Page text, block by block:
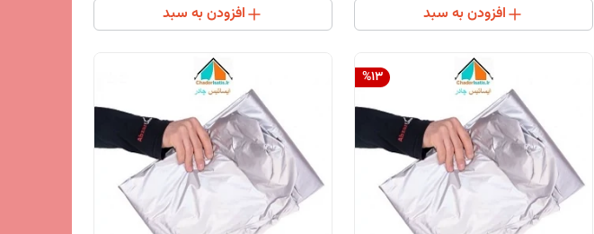
افزودن به سبد افزودن به سبد
%13